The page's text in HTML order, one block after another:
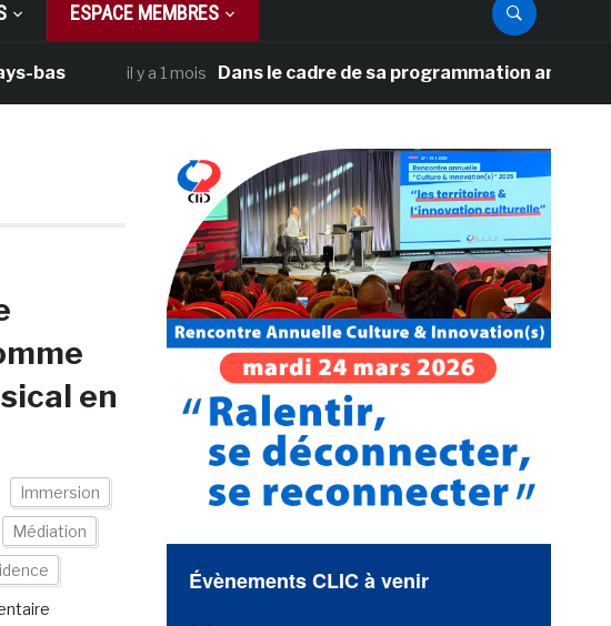
ESPACE MEMBRES
il y a 1 mois Dans le cadre de sa programmation américaine,
en
Immersion
Médiation
Évènements CLIC à venir